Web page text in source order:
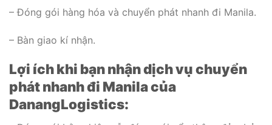
– Đóng gói hàng hóa và chuyển phát nhanh đi Manila.
– Bàn giao kí nhận.
Lợi ích khi bạn nhận dịch vụ chuyển
phát nhanh đi Manila của
DanangLogistics: